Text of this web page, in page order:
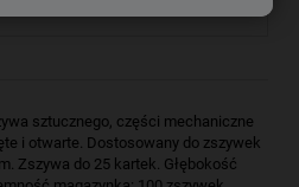
sztucznego, części mechaniczne
i otwarte. Dostosowany do zszywek
Zszywa do 25 kartek. Głębokość